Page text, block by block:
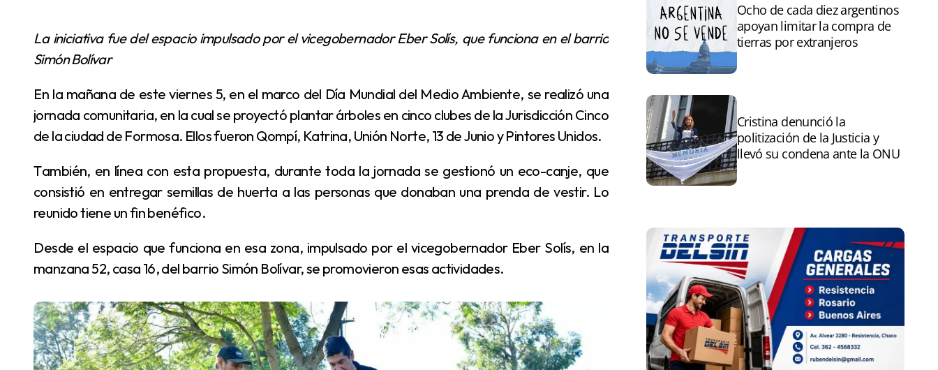
La iniciativa fue del espacio impulsado por el vicegobernador Eber Solís, que funciona en el barrio
Simón Bolívar
En la mañana de este viernes 5, en el marco del Día Mundial del Medio Ambiente, se realizó una
jornada comunitaria, en la cual se proyectó plantar árboles en cinco clubes de la Jurisdicción Cinco
de la ciudad de Formosa. Ellos fueron Qompí, Katrina, Unión Norte, 13 de Junio y Pintores Unidos.
También, en línea con esta propuesta, durante toda la jornada se gestionó un eco-canje, que
consistió en entregar semillas de huerta a las personas que donaban una prenda de vestir. Lo
reunido tiene un fin benéfico.
Desde el espacio que funciona en esa zona, impulsado por el vicegobernador Eber Solís, en la
manzana 52, casa 16, del barrio Simón Bolívar, se promovieron esas actividades.
Ocho de cada diez argentinos
apoyan limitar la compra de
tierras por extranjeros
Cristina denunció la
politización de la Justicia y
llevó su condena ante la ONU